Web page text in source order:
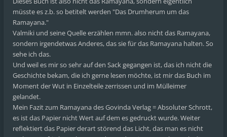
müsste es z.b. so betitelt werden "Das Drumherum um das
Ramayana."
Valmiki und seine Quelle erzählen mmn. also nicht das Ramayana,
sondern irgendetwas Anderes, das sie für das Ramayana halten. So
sehe ich das.
Und weil es mir so sehr auf den Sack gegangen ist, das ich nicht die
Geschichte bekam, die ich gerne lesen möchte, ist mir das Buch im
Moment der Wut in Einzelteile zerrissen und im Mülleimer
gelandet.
Mein Fazit zum Ramayana des Govinda Verlag = Absoluter Schrott,
es ist das Papier nicht Wert auf dem es gedruckt wurde. Weiter
reflektiert das Papier derart störend das Licht, das man es nicht